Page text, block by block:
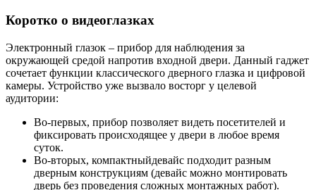
Коротко о видеоглазках
Электронный глазок – прибор для наблюдения за
окружающей средой напротив входной двери. Данный гаджет
сочетает функции классического дверного глазка и цифровой
камеры. Устройство уже вызвало восторг у целевой
аудитории:
Во-первых, прибор позволяет видеть посетителей и
фиксировать происходящее у двери в любое время
суток.
Во-вторых, компактныйдевайс подходит разным
дверным конструкциям (девайс можно монтировать
дверь без проведения сложных монтажных работ).